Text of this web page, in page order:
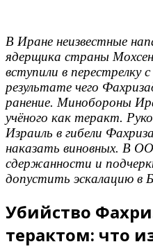
В Иране неизвестные
ядерщика страны
вступили в перестрелку
результате чего
ранение. Минобороны
учёного как теракт.
Израиль в гибели
наказать виновных. В
сдержанности и
допустить эскалацию в
Убийство
терактом: что